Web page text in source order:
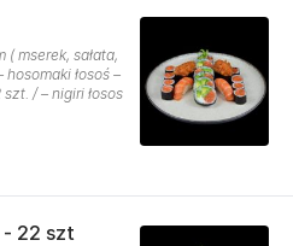
( mserek, sałata,
hosomaki łosoś –
/ – nigiri łosos
- 22 szt